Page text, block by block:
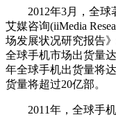
2012年3月，全球
艾媒咨询(iiMedia
场发展状况研究报告
全球手机市场出货量
年全球手机出货量将
货量将超过20亿部。
2011年，全球手机